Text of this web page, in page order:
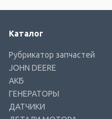
Каталог
Рубрикатор запчастей
JOHN DEERE
АКБ
ГЕНЕРАТОРЫ
ДАТЧИКИ